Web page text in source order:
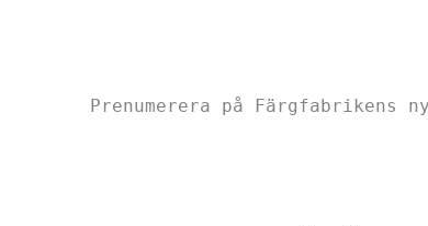
Prenumerera på